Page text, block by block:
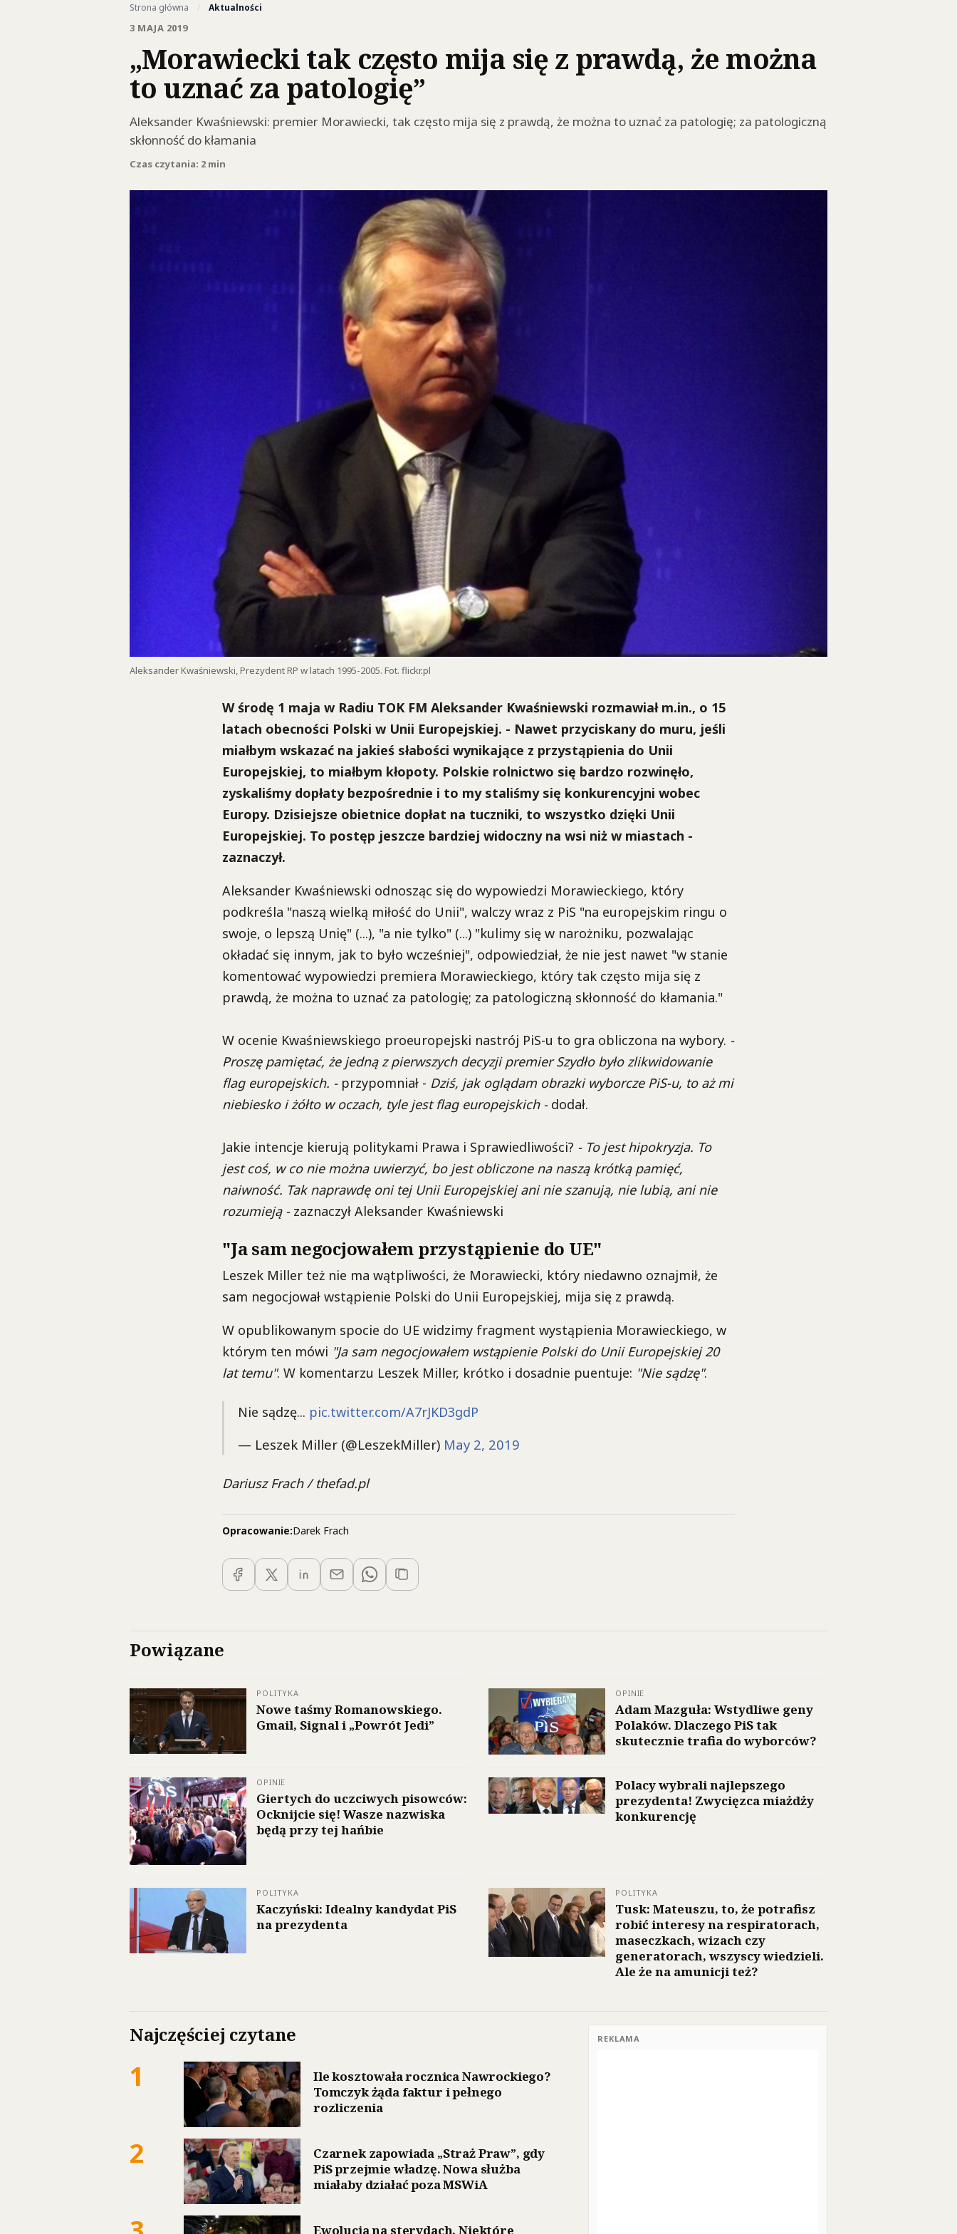
Strona główna / Aktualności
3 MAJA 2019
„Morawiecki tak często mija się z prawdą, że można
to uznać za patologię”
Aleksander Kwaśniewski: premier Morawiecki, tak często mija się z prawdą, że można to uznać za patologię; za patologiczną
skłonność do kłamania
Czas czytania: 2 min
Aleksander Kwaśniewski, Prezydent RP w latach 1995-2005. Fot. flickr.pl
W środę 1 maja w Radiu TOK FM Aleksander Kwaśniewski rozmawiał m.in., o 15
latach obecności Polski w Unii Europejskiej. - Nawet przyciskany do muru, jeśli
miałbym wskazać na jakieś słabości wynikające z przystąpienia do Unii
Europejskiej, to miałbym kłopoty. Polskie rolnictwo się bardzo rozwinęło,
zyskaliśmy dopłaty bezpośrednie i to my staliśmy się konkurencyjni wobec
Europy. Dzisiejsze obietnice dopłat na tuczniki, to wszystko dzięki Unii
Europejskiej. To postęp jeszcze bardziej widoczny na wsi niż w miastach -
zaznaczył.
Aleksander Kwaśniewski odnosząc się do wypowiedzi Morawieckiego, który
podkreśla "naszą wielką miłość do Unii", walczy wraz z PiS "na europejskim ringu o
swoje, o lepszą Unię" (...), "a nie tylko" (...) "kulimy się w narożniku, pozwalając
okładać się innym, jak to było wcześniej", odpowiedział, że nie jest nawet "w stanie
komentować wypowiedzi premiera Morawieckiego, który tak często mija się z
prawdą, że można to uznać za patologię; za patologiczną skłonność do kłamania."
W ocenie Kwaśniewskiego proeuropejski nastrój PiS-u to gra obliczona na wybory. -
Proszę pamiętać, że jedną z pierwszych decyzji premier Szydło było zlikwidowanie
flag europejskich. - przypomniał - Dziś, jak oglądam obrazki wyborcze PiS-u, to aż mi
niebiesko i żółto w oczach, tyle jest flag europejskich -dodał.
Jakie intencje kierują politykami Prawa i Sprawiedliwości? - To jest hipokryzja. To
jest coś, w co nie można uwierzyć, bo jest obliczone na naszą krótką pamięć,
naiwność. Tak naprawdę oni tej Unii Europejskiej ani nie szanują, nie lubią, ani nie
rozumieją -zaznaczył Aleksander Kwaśniewski
"Ja sam negocjowałem przystąpienie do UE"
Leszek Miller też nie ma wątpliwości, że Morawiecki, który niedawno oznajmił, że
sam negocjował wstąpienie Polski do Unii Europejskiej, mija się z prawdą.
W opublikowanym spocie do UE widzimy fragment wystąpienia Morawieckiego, w
którym ten mówi "Ja sam negocjowałem wstąpienie Polski do Unii Europejskiej 20
lat temu". W komentarzu Leszek Miller, krótko i dosadnie puentuje: "Nie sądzę".
Nie sądzę... pic.twitter.com/A7rJKD3gdP
— Leszek Miller (@LeszekMiller) May 2, 2019
Dariusz Frach / thefad.pl
Opracowanie:Darek Frach
Powiązane
POLITYKA
Nowe taśmy Romanowskiego.
Gmail, Signal i „Powrót Jedi”
OPINIE
Adam Mazguła: Wstydliwe geny
Polaków. Dlaczego PiS tak
skutecznie trafia do wyborców?
OPINIE
Giertych do uczciwych pisowców:
Ocknijcie się! Wasze nazwiska
będą przy tej hańbie
Polacy wybrali najlepszego
prezydenta! Zwycięzca miażdży
konkurencję
POLITYKA
Kaczyński: Idealny kandydat PiS
na prezydenta
POLITYKA
Tusk: Mateuszu, to, że potrafisz
robić interesy na respiratorach,
maseczkach, wizach czy
generatorach, wszyscy wiedzieli.
Ale że na amunicji też?
Najczęściej czytane
1
Ile kosztowała rocznica Nawrockiego?
Tomczyk żąda faktur i pełnego
rozliczenia
2
Czarnek zapowiada „Straż Praw”, gdy
PiS przejmie władzę. Nowa służba
miałaby działać poza MSWiA
Ewolucja na sterydach. Niektóre
REKLAMA